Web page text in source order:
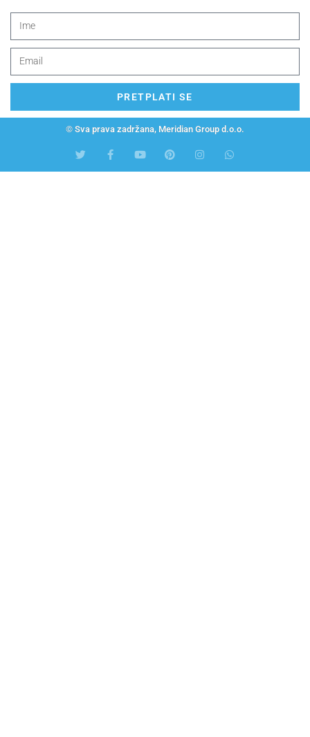
PRETPLATI SE
© Sva prava zadržana, Meridian Group d.o.o.